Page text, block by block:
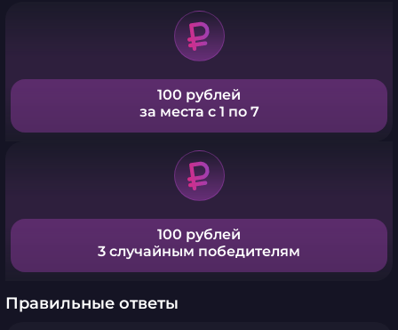
100 рублей
за места с 1 по 7
100 рублей
3 случайным победителям
Правильные ответы